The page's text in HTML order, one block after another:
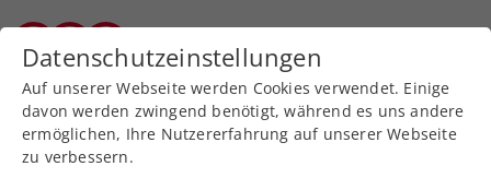
Zurück zur Newsübersicht
Turniere
Datenschutzeinstellungen
Auf unserer Webseite werden Cookies verwendet. Einige
davon werden zwingend benötigt, während es uns andere
ermöglichen, Ihre Nutzererfahrung auf unserer Webseite
zu verbessern.